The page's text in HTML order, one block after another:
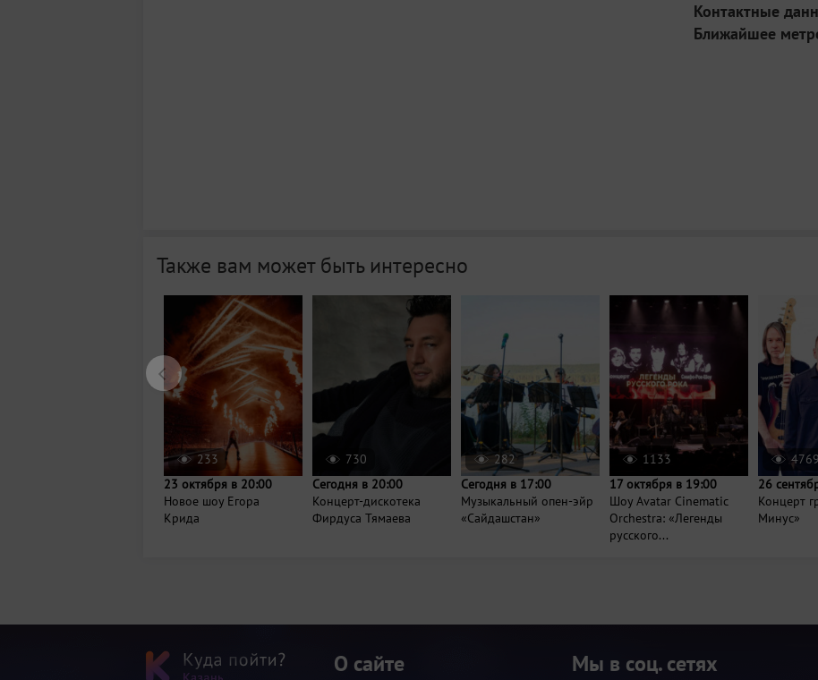
Контактные
Ближайшее
Также вам может быть интересно
233
23 октября в 20:00
Новое шоу Егора
Крида
730
Сегодня в 20:00
Концерт-дискотека
Фирдуса Тямаева
282
Сегодня в 17:00
Музыкальный опен-эйр
«Сайдашстан»
1133
17 октября в 19:00
Шоу Avatar Cinematic
Orchestra: «Легенды
русского...
4769
26
Концерт
Минус»
О сайте Мы в соц. сетях